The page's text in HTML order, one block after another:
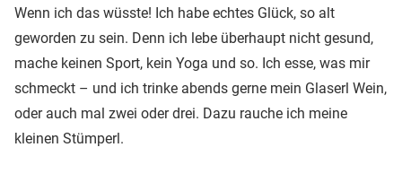
Wenn ich das wüsste! Ich habe echtes Glück, so alt
geworden zu sein. Denn ich lebe überhaupt nicht gesund,
mache keinen Sport, kein Yoga und so. Ich esse, was mir
schmeckt – und ich trinke abends gerne mein Glaserl Wein,
oder auch mal zwei oder drei. Dazu rauche ich meine
kleinen Stümperl.